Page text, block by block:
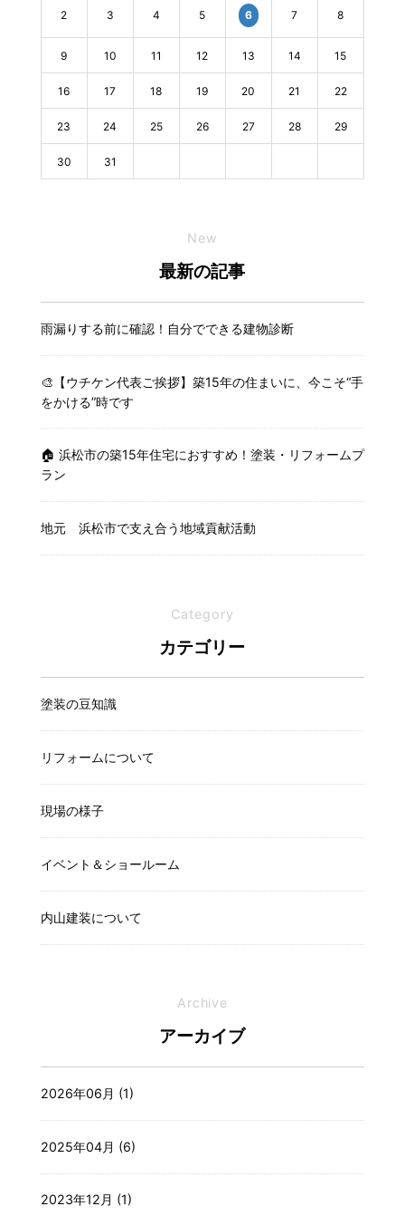
2 3 4 5 6 7 8
9 10 11 12 13 14 15
16 17 18 19 20 21 22
23 24 25 26 27 28 29
30 31
New
最新の記事
雨漏りする前に確認！自分でできる建物診断
🎨【ウチケン代表ご挨拶】築15年の住まいに、今こそ“手
をかける”時です
🏠 浜松市の築15年住宅におすすめ！塗装・リフォームプ
ラン
地元 浜松市で支え合う地域貢献活動
Category
カテゴリー
塗装の豆知識
リフォームについて
現場の様子
イベント＆ショールーム
内山建装について
Archive
アーカイブ
2026年06月 (1)
2025年04月 (6)
2023年12月 (1)